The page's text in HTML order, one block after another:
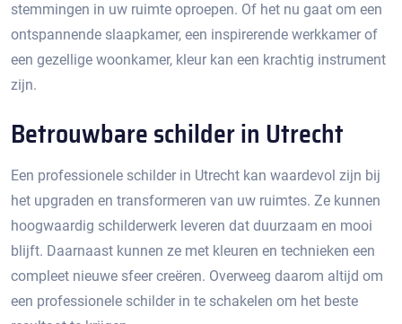
stemmingen in uw ruimte oproepen.​ Of het nu gaat om een
ontspannende slaapkamer, een inspirerende werkkamer of
een gezellige woonkamer, kleur kan een krachtig instrument
zijn.​
Betrouwbare schilder in Utrecht
Een professionele schilder in Utrecht kan waardevol zijn bij
het upgraden en transformeren van uw ruimtes.​ Ze kunnen
hoogwaardig schilderwerk leveren dat duurzaam en mooi
blijft.​ Daarnaast kunnen ze met kleuren en technieken een
compleet nieuwe sfeer creëren.​ Overweeg daarom altijd om
een professionele schilder in te schakelen om het beste